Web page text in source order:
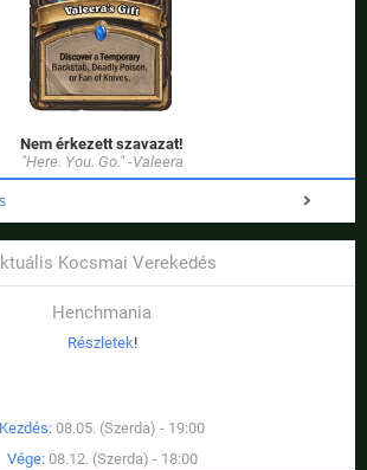
Nem érkezett szavazat!
"Here. You. Go." -Valeera
Kocsmai Verekedés
Henchmania
Részletek!
Kezdés: 08.05. (Szerda) - 19:00
Vége: 08.12. (Szerda) - 18:00